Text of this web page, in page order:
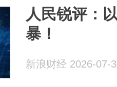
人民锐评：
暴！
新浪财经 2026-07-